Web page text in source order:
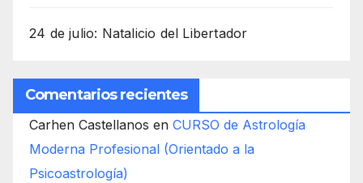
24 de julio: Natalicio del Libertador
Comentarios recientes
Carhen Castellanos en CURSO de Astrología
Moderna Profesional (Orientado a la
Psicoastrología)